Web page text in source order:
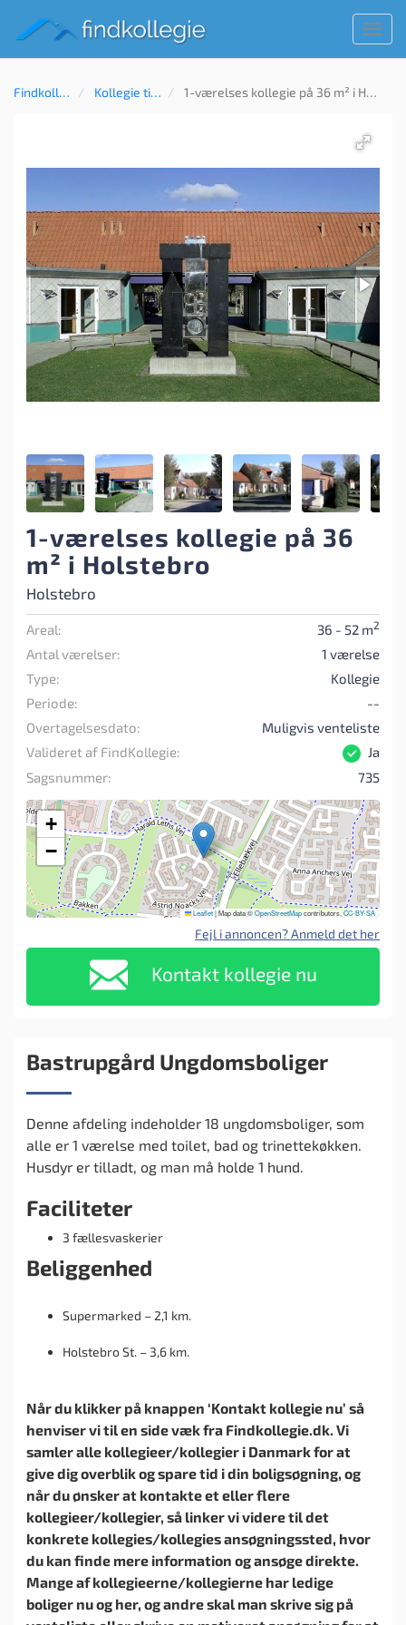
Findkollegie Kollegie til leje 1-værelses kollegie på 36 m² i Holstebro
1-værelses kollegie på 36
m² i Holstebro
Holstebro
Areal: 36 - 52 m2
Antal værelser:
1 værelse
Type:
Kollegie
Periode:
--
Overtagelsesdato:
Muligvis venteliste
Valideret af FindKollegie:
Ja
Sagsnummer:
735
+
−
Leaflet|Map data ©OpenStreetMapcontributors,CC-BY-SA
Fejl i annoncen? Anmeld det her
Kontakt kollegie nu
Bastrupgård Ungdomsboliger
Denne afdeling indeholder 18 ungdomsboliger, som
alle er 1 værelse med toilet, bad og trinettekøkken.
Husdyr er tilladt, og man må holde 1 hund.
Faciliteter
3 fællesvaskerier
Beliggenhed
Supermarked – 2,1 km.
Holstebro St. – 3,6 km.
Når du klikker på knappen ‘Kontakt kollegie nu’ så
henviser vi til en side væk fra Findkollegie.dk. Vi
samler alle kollegieer/kollegier i Danmark for at
give dig overblik og spare tid i din boligsøgning, og
når du ønsker at kontakte et eller flere
kollegieer/kollegier, så linker vi videre til det
konkrete kollegies/kollegies ansøgningssted, hvor
du kan finde mere information og ansøge direkte.
Mange af kollegieerne/kollegierne har ledige
boliger nu og her, og andre skal man skrive sig på